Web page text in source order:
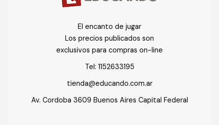
El encanto de jugar
Los precios publicados son
exclusivos para compras on-line
Tel: 1152633195
tienda@educando.com.ar
Av. Cordoba 3609 Buenos Aires Capital Federal